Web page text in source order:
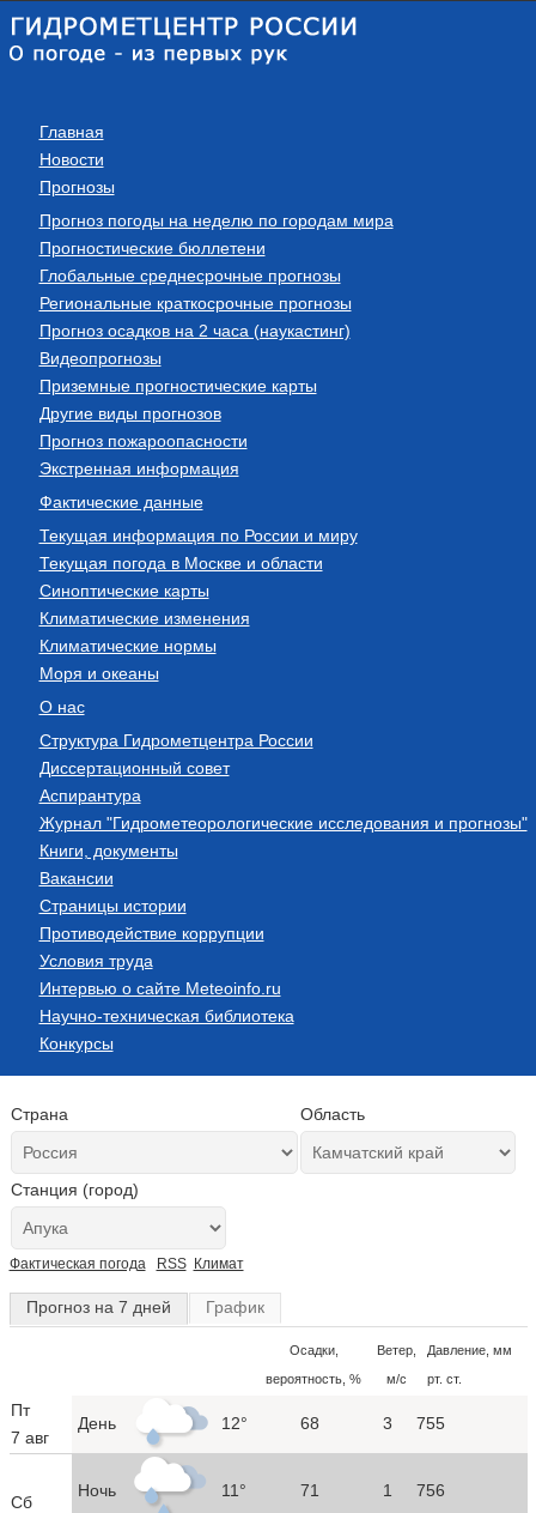
Главная
Новости
Прогнозы
Прогноз погоды на неделю по городам мира
Прогностические бюллетени
Глобальные среднесрочные прогнозы
Региональные краткосрочные прогнозы
Прогноз осадков на 2 часа (наукастинг)
Видеопрогнозы
Приземные прогностические карты
Другие виды прогнозов
Прогноз пожароопасности
Экстренная информация
Фактические данные
Текущая информация по России и миру
Текущая погода в Москве и области
Синоптические карты
Климатические изменения
Климатические нормы
Моря и океаны
О нас
Структура Гидрометцентра России
Диссертационный совет
Аспирантура
Журнал "Гидрометеорологические исследования и прогнозы"
Книги, документы
Вакансии
Страницы истории
Противодействие коррупции
Условия труда
Интервью о сайте Meteoinfo.ru
Научно-техническая библиотека
Конкурсы
Страна Область
Станция (город)
Фактическая погода RSS Климат
Прогноз на 7 дней График
Осадки,
вероятность, %
Ветер,
м/с
Давление, мм
рт. ст.
Пт
7 авг
День 12° 68 3 755
Сб
Ночь 11° 71 1 756